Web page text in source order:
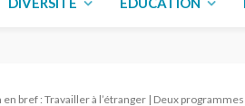
: Travailler à l’étranger | Deux programmes pour aider les– 10 Janvier 2019